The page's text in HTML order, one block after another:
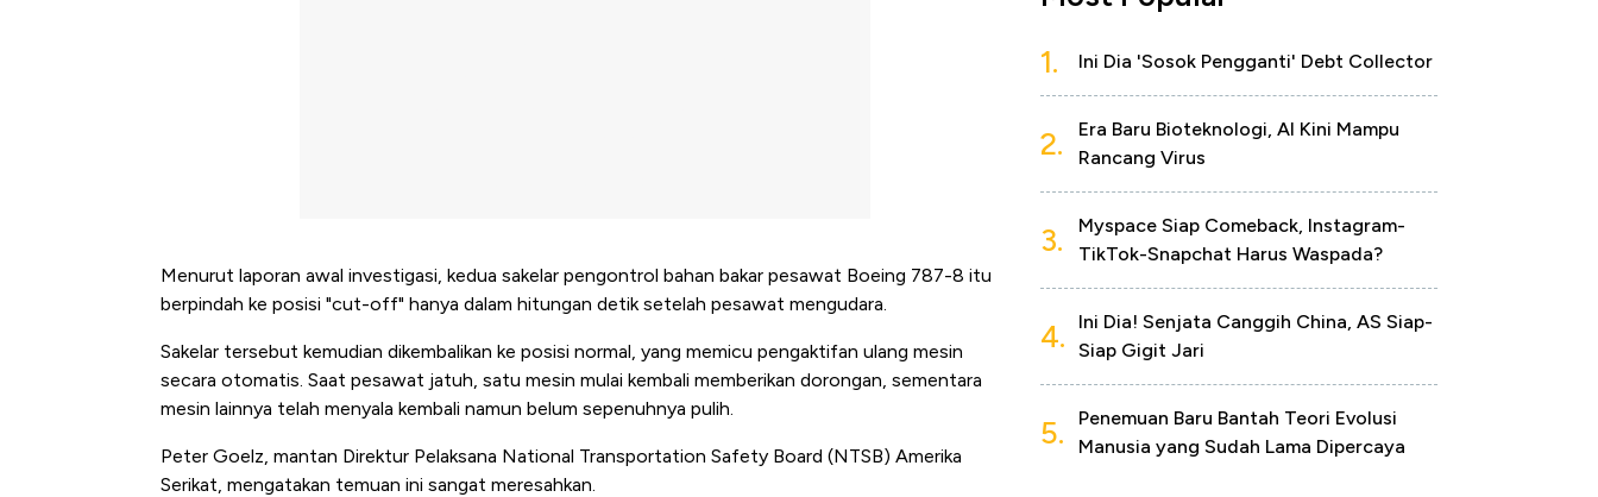
Menurut laporan awal investigasi, kedua sakelar pengontrol bahan bakar pesawat Boeing 787-8 itu
berpindah ke posisi "cut-off" hanya dalam hitungan detik setelah pesawat mengudara.
Sakelar tersebut kemudian dikembalikan ke posisi normal, yang memicu pengaktifan ulang mesin
secara otomatis. Saat pesawat jatuh, satu mesin mulai kembali memberikan dorongan, sementara
mesin lainnya telah menyala kembali namun belum sepenuhnya pulih.
Peter Goelz, mantan Direktur Pelaksana National Transportation Safety Board (NTSB) Amerika
Serikat, mengatakan temuan ini sangat meresahkan.
1.
Ini Dia 'Sosok Pengganti' Debt Collector
2.
Era Baru Bioteknologi, AI Kini Mampu
Rancang Virus
3.
Myspace Siap Comeback, Instagram-
TikTok-Snapchat Harus Waspada?
4.
Ini Dia! Senjata Canggih China, AS Siap-
Siap Gigit Jari
5.
Penemuan Baru Bantah Teori Evolusi
Manusia yang Sudah Lama Dipercaya